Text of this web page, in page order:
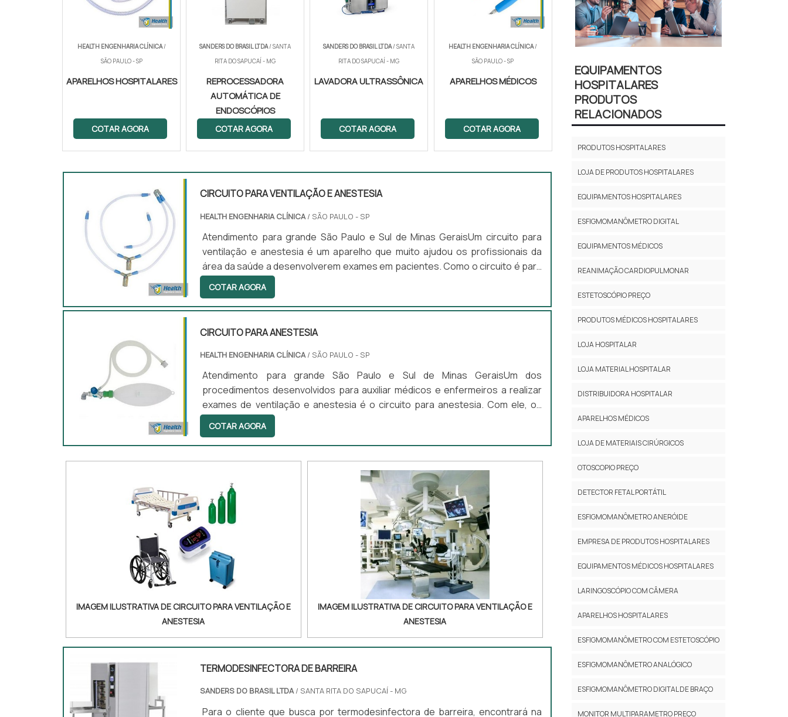
HEALTH ENGENHARIA CLÍNICA/
SÃO PAULO - SP
APARELHOS HOSPITALARES
COTAR AGORA
SANDERS DO BRASIL LTDA/ SANTA
RITA DO SAPUCAÍ - MG
REPROCESSADORA
AUTOMÁTICA DE
ENDOSCÓPIOS
COTAR AGORA
SANDERS DO BRASIL LTDA/ SANTA
RITA DO SAPUCAÍ - MG
LAVADORA ULTRASSÔNICA
COTAR AGORA
HEALTH ENGENHARIA CLÍNICA/
SÃO PAULO - SP
APARELHOS MÉDICOS
COTAR AGORA
CIRCUITO PARA VENTILAÇÃO E ANESTESIA
HEALTH ENGENHARIA CLÍNICA / SÃO PAULO - SP
Atendimento para grande São Paulo e Sul de Minas GeraisUm circuito para
ventilação e anestesia é um aparelho que muito ajudou os profissionais da
área da saúde a desenvolverem exames em pacientes. Como o circuito é para
ventilação é possível realizar exames em crianças, adultos e pessoas de idade.
O material deve estar em seu perfeito funcionamento, para que toda e
qualquer possibilidade de falha seja eliminada.Especificações importante...
COTAR AGORA
CIRCUITO PARA ANESTESIA
HEALTH ENGENHARIA CLÍNICA/ SÃO PAULO - SP
Atendimento para grande São Paulo e Sul de Minas GeraisUm dos
procedimentos desenvolvidos para auxiliar médicos e enfermeiros a realizar
exames de ventilação e anestesia é o circuito para anestesia. Com ele, os
profissionais podem utilizar os aparelhos com maior facilidade. O circuito é
simples de usar e muito prático, além de poder se adaptar a diversas
situações. Desse modo, o equipamento é muito utilizado em: Umidificadores;
Respirad...
COTAR AGORA
IMAGEM ILUSTRATIVA DE CIRCUITO PARA VENTILAÇÃO E
ANESTESIA
IMAGEM ILUSTRATIVA DE CIRCUITO PARA VENTILAÇÃO E
ANESTESIA
TERMODESINFECTORA DE BARREIRA
SANDERS DO BRASIL LTDA/ SANTA RITA DO SAPUCAÍ - MG
Para o cliente que busca por termodesinfectora de barreira, encontrará na
EQUIPAMENTOS
HOSPITALARES
PRODUTOS
RELACIONADOS
PRODUTOS HOSPITALARES
LOJA DE PRODUTOS HOSPITALARES
EQUIPAMENTOS HOSPITALARES
ESFIGMOMANÔMETRO DIGITAL
EQUIPAMENTOS MÉDICOS
REANIMAÇÃO CARDIOPULMONAR
ESTETOSCÓPIO PREÇO
PRODUTOS MÉDICOS HOSPITALARES
LOJA HOSPITALAR
LOJA MATERIAL HOSPITALAR
DISTRIBUIDORA HOSPITALAR
APARELHOS MÉDICOS
LOJA DE MATERIAIS CIRÚRGICOS
OTOSCOPIO PREÇO
DETECTOR FETAL PORTÁTIL
ESFIGMOMANÔMETRO ANERÓIDE
EMPRESA DE PRODUTOS HOSPITALARES
EQUIPAMENTOS MÉDICOS HOSPITALARES
LARINGOSCÓPIO COM CÂMERA
APARELHOS HOSPITALARES
ESFIGMOMANÔMETRO COM ESTETOSCÓPIO
ESFIGMOMANÔMETRO ANALÓGICO
ESFIGMOMANÔMETRO DIGITAL DE BRAÇO
MONITOR MULTIPARAMETRO PREÇO